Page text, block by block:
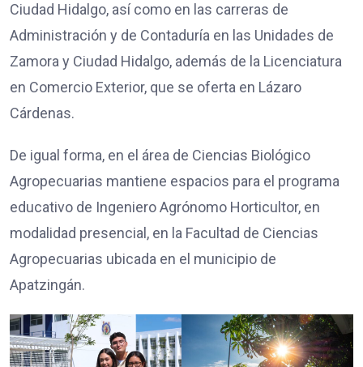
Ciudad Hidalgo, así como en las carreras de
Administración y de Contaduría en las Unidades de
Zamora y Ciudad Hidalgo, además de la Licenciatura
en Comercio Exterior, que se oferta en Lázaro
Cárdenas.
De igual forma, en el área de Ciencias Biológico
Agropecuarias mantiene espacios para el programa
educativo de Ingeniero Agrónomo Horticultor, en
modalidad presencial, en la Facultad de Ciencias
Agropecuarias ubicada en el municipio de
Apatzingán.